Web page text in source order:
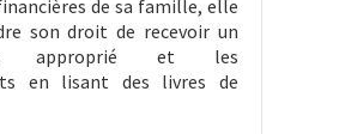
de sa famille, elle
son droit de recevoir un
approprié et les
en lisant des livres de